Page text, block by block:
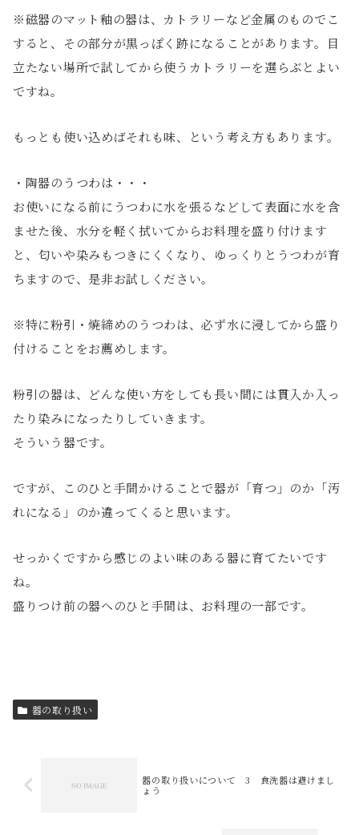
※磁器のマット釉の器は、カトラリーなど金属のものでこ
すると、その部分が黒っぽく跡になることがあります。目
立たない場所で試してから使うカトラリーを選らぶとよい
ですね。
もっとも使い込めばそれも味、という考え方もあります。
・陶器のうつわは・・・
お使いになる前にうつわに水を張るなどして表面に水を含
ませた後、水分を軽く拭いてからお料理を盛り付けます
と、匂いや染みもつきにくくなり、ゆっくりとうつわが育
ちますので、是非お試しください。
※特に粉引・焼締めのうつわは、必ず水に浸してから盛り
付けることをお薦めします。
粉引の器は、どんな使い方をしても長い間には貫入か入っ
たり染みになったりしていきます。
そういう器です。
ですが、このひと手間かけることで器が「育つ」のか「汚
れになる」のか違ってくると思います。
せっかくですから感じのよい味のある器に育てたいです
ね。
盛りつけ前の器へのひと手間は、お料理の一部です。
器の取り扱い
器の取り扱いについて 3 食洗器は避けまし
ょう